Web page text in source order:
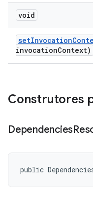
void
setInvocation
invocationContext)
Construtores
Dependencies
public